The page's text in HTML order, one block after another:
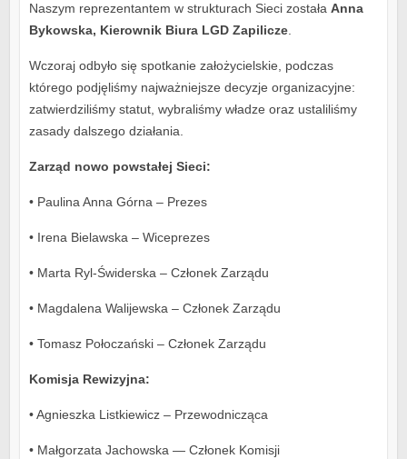
Naszym reprezentantem w strukturach Sieci została Anna
Bykowska, Kierownik Biura LGD Zapilicze.
Wczoraj odbyło się spotkanie założycielskie, podczas
którego podjęliśmy najważniejsze decyzje organizacyjne:
zatwierdziliśmy statut, wybraliśmy władze oraz ustaliliśmy
zasady dalszego działania.
Zarząd nowo powstałej Sieci:
• Paulina Anna Górna – Prezes
• Irena Bielawska – Wiceprezes
• Marta Ryl-Świderska – Członek Zarządu
• Magdalena Walijewska – Członek Zarządu
• Tomasz Połoczański – Członek Zarządu
Komisja Rewizyjna:
• Agnieszka Listkiewicz – Przewodnicząca
• Małgorzata Jachowska — Członek Komisji